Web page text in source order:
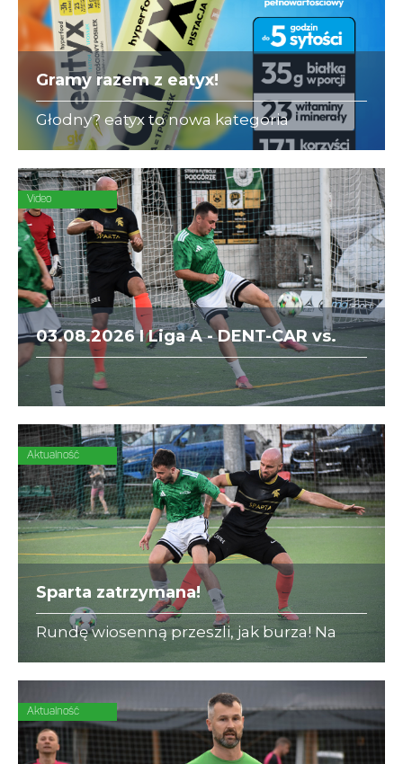
Gramy razem z eatyx!
Głodny? eatyx to nowa kategoria
Hyperfood®, czyli pełnowartościowych
posiłków w różnych postaciach,
mogących zastąpić dowolne danie w
ciągu dnia
Video
03.08.2026 I Liga A - DENT-CAR vs.
Sparta
Aktualność
Sparta zatrzymana!
Rundę wiosenną przeszli, jak burza! Na
początku rewanżów serię lidera przerywa
DENT-CAR (12:2)!
Aktualność